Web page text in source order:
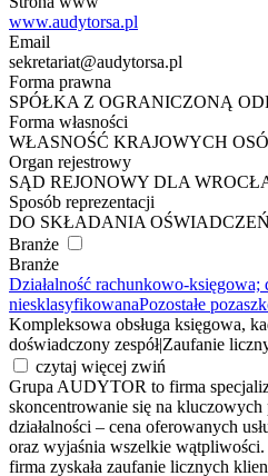
www.audytorsa.pl
Email
sekretariat@audytorsa.pl
Forma prawna
SPÓŁKA Z OGRANICZONĄ
Forma własności
WŁASNOŚĆ KRAJOWYCH
Organ rejestrowy
SĄD REJONOWY DLA
Sposób reprezentacji
DO SKŁADANIA
Branże
Branże
Działalność rachunkowo-
niesklasyfikowanaPozostałe
Kompleksowa obsługa księgowa,
doświadczony zespół|Zaufanie
czytaj więcej zwiń
Grupa AUDYTOR to firma
skoncentrowanie się na kluczowych
działalności – cena oferowanych
oraz wyjaśnia wszelkie
firma zyskała zaufanie licznych